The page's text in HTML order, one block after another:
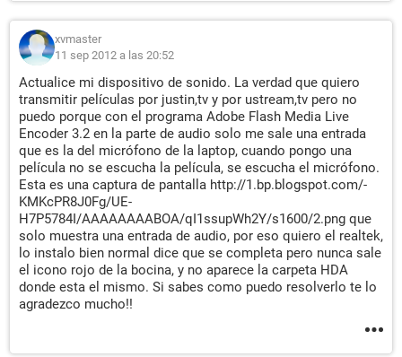
xvmaster
11 sep 2012 a las 20:52
Actualice mi dispositivo de sonido. La verdad que quiero
transmitir películas por justin,tv y por ustream,tv pero no
puedo porque con el programa Adobe Flash Media Live
Encoder 3.2 en la parte de audio solo me sale una entrada
que es la del micrófono de la laptop, cuando pongo una
película no se escucha la película, se escucha el micrófono.
Esta es una captura de pantalla http://1.bp.blogspot.com/-
KMKcPR8J0Fg/UE-
H7P5784I/AAAAAAAABOA/qI1ssupWh2Y/s1600/2.png que
solo muestra una entrada de audio, por eso quiero el realtek,
lo instalo bien normal dice que se completa pero nunca sale
el icono rojo de la bocina, y no aparece la carpeta HDA
donde esta el mismo. Si sabes como puedo resolverlo te lo
agradezco mucho!!